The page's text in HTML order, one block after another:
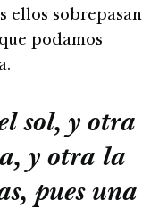
ellos sobrepasan
podamos
sol, y otra
y otra la
pues una